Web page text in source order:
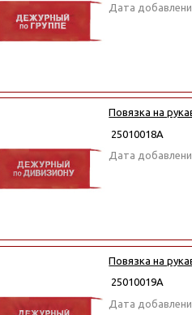
Дата
Повязка на
25010018А
Дата
Повязка на
25010019А
Дата